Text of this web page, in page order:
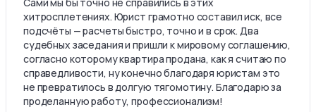
хитросплетениях. Юрист грамотно составил иск, все
подсчёты — расчеты быстро, точно и в срок. Два
судебных заседания и пришли к мировому соглашению,
согласно которому квартира продана, как я считаю по
справедливости, ну конечно благодаря юристам это
не превратилось в долгую тягомотину. Благодарю за
проделанную работу, профессионализм!